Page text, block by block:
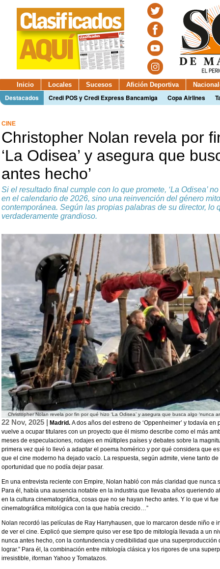
Inicio Locales Sucesos Afición Deportiva
Destacados Credi POS y Credi Express Bancamiga Copa Airlines
CINE
Christopher Nolan revela por
‘La Odisea’ y asegura que
antes hecho’
Si el resultado final cumple con lo que promete, ‘La Odisea’
en el calendario de 2026, sino una reinvención del género
contemporánea. Según las propias palabras de su director, lo
verdaderamente grandioso.
Christopher Nolan revela por fin por qué hizo ‘La Odisea’ y asegura que busca algo ‘nunca
22 Nov, 2025 | Madrid. A dos años del estreno de ‘Oppenheimer’ y todavía
vuelve a ocupar titulares con un proyecto que él mismo describe como el más
meses de especulaciones, rodajes en múltiples países y debates sobre la
primera vez qué lo llevó a adaptar el poema homérico y por qué considera que
que el cine moderno ha dejado vacío. La respuesta, según admite, viene tanto
oportunidad que no podía dejar pasar.
En una entrevista reciente con Empire, Nolan habló con más claridad que nunca
Para él, había una ausencia notable en la industria que llevaba años queriendo
en la cultura cinematográfica, cosas que no se hayan hecho antes. Y lo que vi
cinematográfica mitológica con la que había crecido…”
Nolan recordó las películas de Ray Harryhausen, que lo marcaron desde niño e
de ver el cine. Explicó que siempre quiso ver ese tipo de mitología llevada a un
nunca antes hecho, con la contundencia y credibilidad que una superproducción
lograr.” Para él, la combinación entre mitología clásica y los rigores de una
irresistible, iforman Yahoo y Tomatazos.